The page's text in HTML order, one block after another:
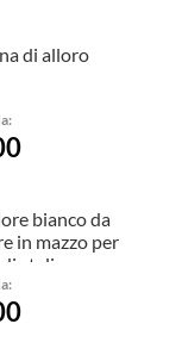
di alloro
bianco da
in mazzo per
steli.